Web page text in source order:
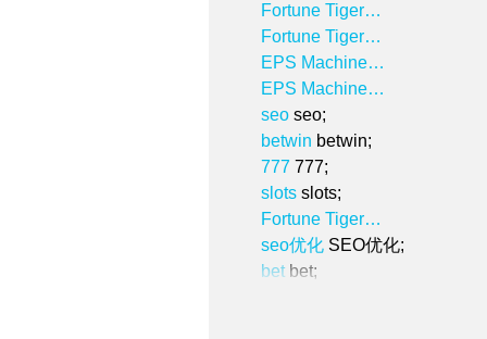
Fortune Tiger…
Fortune Tiger…
EPS Machine…
EPS Machine…
seo seo;
betwin betwin;
777 777;
slots slots;
Fortune Tiger…
seo优化 SEO优化;
bet bet;